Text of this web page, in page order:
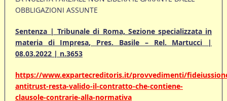
OBBLIGAZIONI ASSUNTE
Sentenza | Tribunale di Roma, Sezione specializzata in
materia di Impresa, Pres. Basile – Rel. Martucci |
08.03.2022 | n.3653
https://www.expartecreditoris.it/provvedimenti/
antitrust-resta-valido-il-contratto-che-contiene-
clausole-contrarie-alla-normativa